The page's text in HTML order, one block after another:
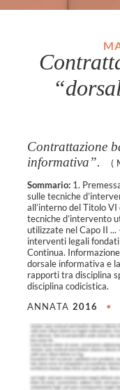
Contrattazione
informativa”.
(
Sommario:1.
sulle tecniche
all’interno del Titolo
tecniche d’intervento
utilizzate nel Capo II ...
interventi legali
Continua.
dorsale informativa e
rapporti tra disciplina
disciplina codicistica.
ANNATA 2016 •